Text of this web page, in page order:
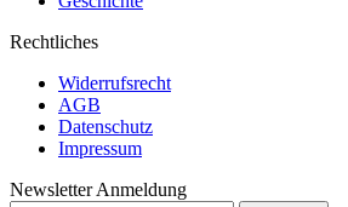
Rechtliches
Widerrufsrecht
AGB
Datenschutz
Impressum
Newsletter Anmeldung